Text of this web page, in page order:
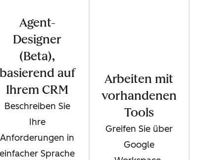
Agent-
Designer
(Beta),
basierend auf
Ihrem CRM
Beschreiben Sie
Ihre
Anforderungen in
einfacher Sprache
Arbeiten mit
vorhandenen
Tools
Greifen Sie über
Google